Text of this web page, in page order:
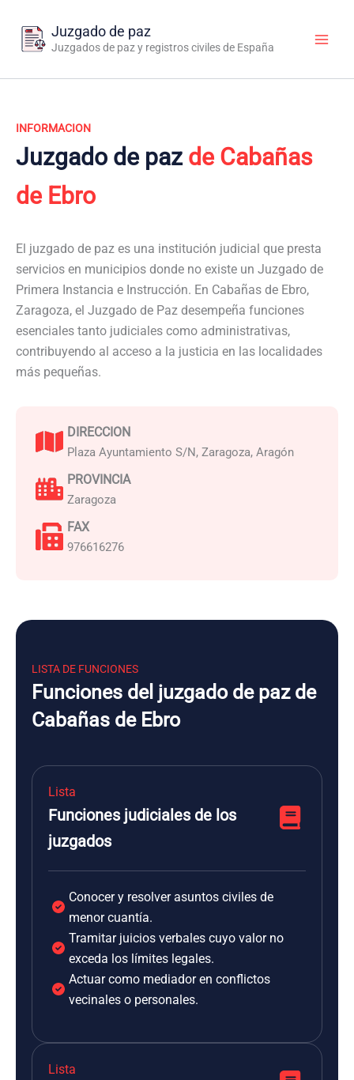
contenido
Juzgado de paz
Juzgados de paz y registros civiles de España
INFORMACION
Juzgado de paz de Cabañas
de Ebro
El juzgado de paz es una institución judicial que presta
servicios en municipios donde no existe un Juzgado de
Primera Instancia e Instrucción. En Cabañas de Ebro,
Zaragoza, el Juzgado de Paz desempeña funciones
esenciales tanto judiciales como administrativas,
contribuyendo al acceso a la justicia en las localidades
más pequeñas.
DIRECCION
Plaza Ayuntamiento S/N, Zaragoza, Aragón
PROVINCIA
Zaragoza
FAX
976616276
LISTA DE FUNCIONES
Funciones del juzgado de paz de
Cabañas de Ebro
Lista
Funciones judiciales de los
juzgados
Conocer y resolver asuntos civiles de
menor cuantía.
Tramitar juicios verbales cuyo valor no
exceda los límites legales.
Actuar como mediador en conflictos
vecinales o personales.
Lista